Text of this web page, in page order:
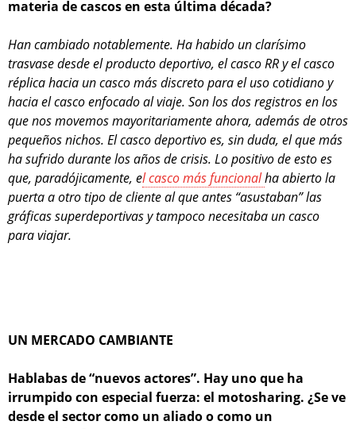
materia de cascos en esta última década?
Han cambiado notablemente. Ha habido un clarísimo
trasvase desde el producto deportivo, el casco RR y el casco
réplica hacia un casco más discreto para el uso cotidiano y
hacia el casco enfocado al viaje. Son los dos registros en los
que nos movemos mayoritariamente ahora, además de otros
pequeños nichos. El casco deportivo es, sin duda, el que más
ha sufrido durante los años de crisis. Lo positivo de esto es
que, paradójicamente, el casco más funcionalha abierto la
puerta a otro tipo de cliente al que antes “asustaban” las
gráficas superdeportivas y tampoco necesitaba un casco
para viajar.
UN MERCADO CAMBIANTE
Hablabas de “nuevos actores”. Hay uno que ha
irrumpido con especial fuerza: el motosharing. ¿Se ve
desde el sector como un aliado o como un